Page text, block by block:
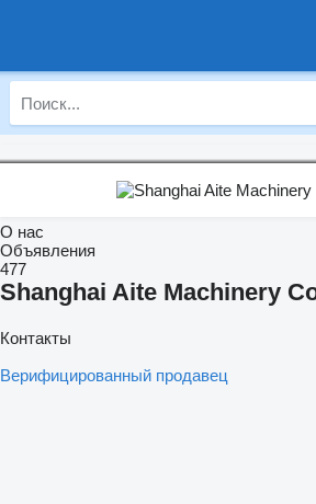
О нас
Объявления
477
Shanghai Aite Machinery
Контакты
Верифицированный продавец